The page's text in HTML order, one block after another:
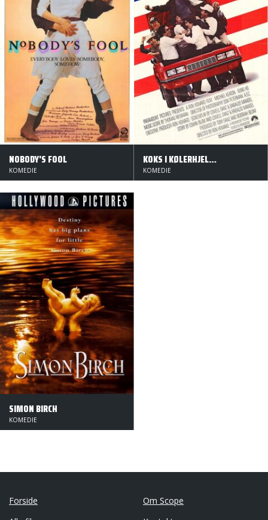
NOBODY'S FOOL
KOMEDIE
KOKS I KØLERHJELMEN
KOMEDIE
SIMON BIRCH
KOMEDIE
Forside
Om Scope